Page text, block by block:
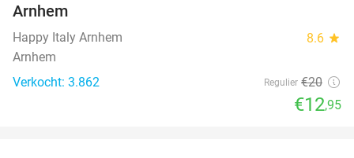
Arnhem
Happy Italy Arnhem 8.6 star
Arnhem
Verkocht: 3.862
Regulier €20
€12,95